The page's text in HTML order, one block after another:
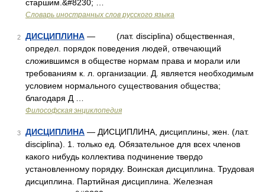
старшим.&#8230; …
Словарь иностранных слов русского языка
2 ДИСЦИПЛИНА — (лат. disciplina) общественная,
определ. порядок поведения людей, отвечающий
сложившимся в обществе нормам права и морали или
требованиям к. л. организации. Д. является необходимым
условием нормального существования общества;
благодаря Д …
Философская энциклопедия
3 ДИСЦИПЛИНА — ДИСЦИПЛИНА, дисциплины, жен. (лат.
disciplina). 1. только ед. Обязательное для всех членов
какого нибудь коллектива подчинение твердо
установленному порядку. Воинская дисциплина. Трудовая
дисциплина. Партийная дисциплина. Железная